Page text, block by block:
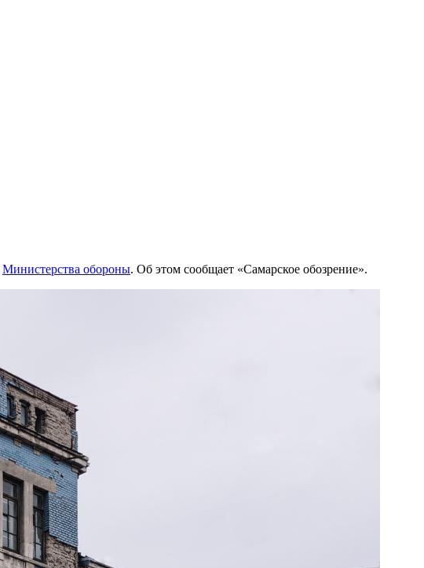
Министерства обороны. Об этом сообщает «Самарское обозрение».